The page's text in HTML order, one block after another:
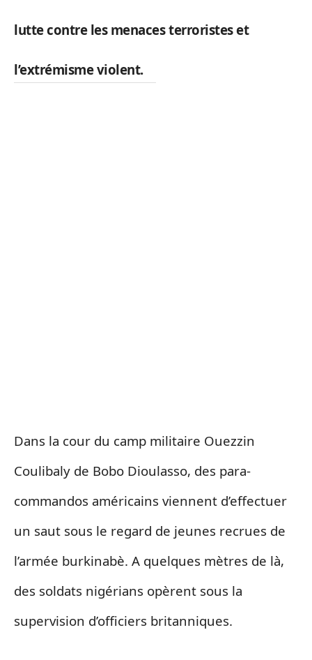
lutte contre les menaces terroristes et
l’extrémisme violent.
Dans la cour du camp militaire Ouezzin
Coulibaly de Bobo Dioulasso, des para-
commandos américains viennent d’effectuer
un saut sous le regard de jeunes recrues de
l’armée burkinabè. A quelques mètres de là,
des soldats nigérians opèrent sous la
supervision d’officiers britanniques.